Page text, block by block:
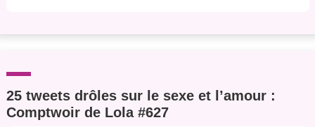
25 tweets drôles sur le sexe et l’amour :
Comptwoir de Lola #627